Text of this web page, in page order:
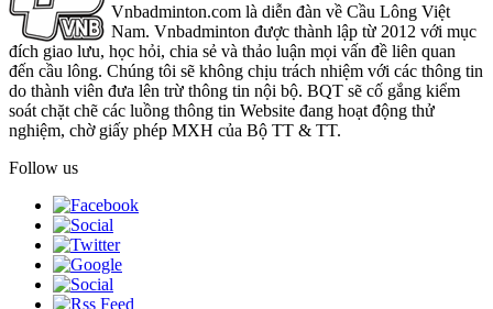
Vnbadminton.com là diễn đàn về Cầu Lông Việt
Nam. Vnbadminton được thành lập từ 2012 với mục
đích giao lưu, học hỏi, chia sẻ và thảo luận mọi vấn đề liên quan
đến cầu lông. Chúng tôi sẽ không chịu trách nhiệm với các thông tin
do thành viên đưa lên trừ thông tin nội bộ. BQT sẽ cố gắng kiểm
soát chặt chẽ các luồng thông tin Website đang hoạt động thử
nghiệm, chờ giấy phép MXH của Bộ TT & TT.
Follow us